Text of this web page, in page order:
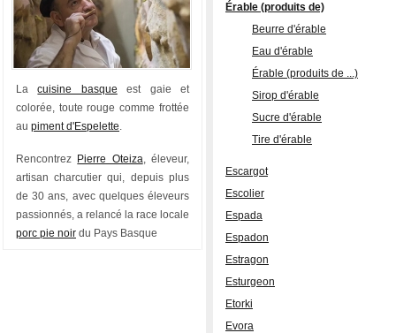
Lacuisine basque est gaie et
colorée, toute rouge comme frottée
au piment d'Espelette.
Rencontrez Pierre Oteiza, éleveur,
artisan charcutier qui, depuis plus
de 30 ans, avec quelques éleveurs
passionnés, a relancé la race locale
porc pie noir du Pays Basque
Érable (produits de)
Beurre d'érable
Eau d'érable
Érable (produits de ...)
Sirop d'érable
Sucre d'érable
Tire d'érable
Escargot
Escolier
Espada
Espadon
Estragon
Esturgeon
Etorki
Evora